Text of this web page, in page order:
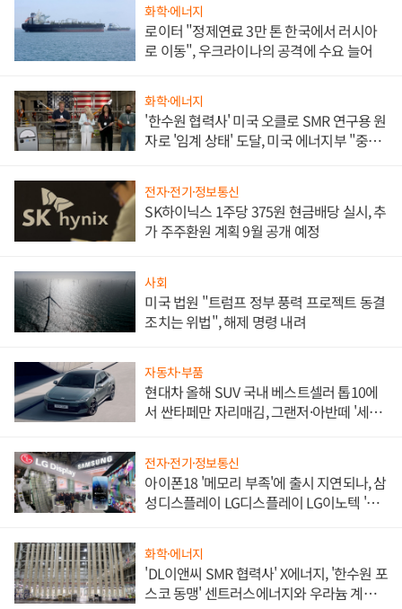
화학·에너지
로이터 "정제연료 3만 톤 한국에서 러시아
로 이동", 우크라이나의 공격에 수요 늘어
화학·에너지
'한수원 협력사' 미국 오클로 SMR 연구용 원
자로 '임계 상태' 도달, 미국 에너지부 "중요
전자·전기·정보통신
SK하이닉스 1주당 375원 현금배당 실시, 추
가 주주환원 계획 9월 공개 예정
사회
미국 법원 "트럼프 정부 풍력 프로젝트 동결
조치는 위법", 해제 명령 내려
자동차·부품
현대차 올해 SUV 국내 베스트셀러 톱10에
서 싼타페만 자리매김, 그랜저·아반떼 '세단
전자·전기·정보통신
아이폰18 '메모리 부족'에 출시 지연되나, 삼
성디스플레이 LG디스플레이 LG이노텍 '탈
화학·에너지
'DL이앤씨 SMR 협력사' X에너지, '한수원 포
스코 동맹' 센트러스에너지와 우라늄 계약